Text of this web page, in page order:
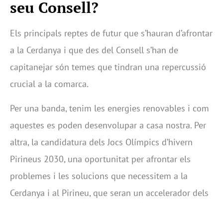
seu Consell?
Els principals reptes de futur que s’hauran d’afrontar
a la Cerdanya i que des del Consell s’han de
capitanejar són temes que tindran una repercussió
crucial a la comarca.
Per una banda, tenim les energies renovables i com
aquestes es poden desenvolupar a casa nostra. Per
altra, la candidatura dels Jocs Olímpics d’hivern
Pirineus 2030, una oportunitat per afrontar els
problemes i les solucions que necessitem a la
Cerdanya i al Pirineu, que seran un accelerador dels